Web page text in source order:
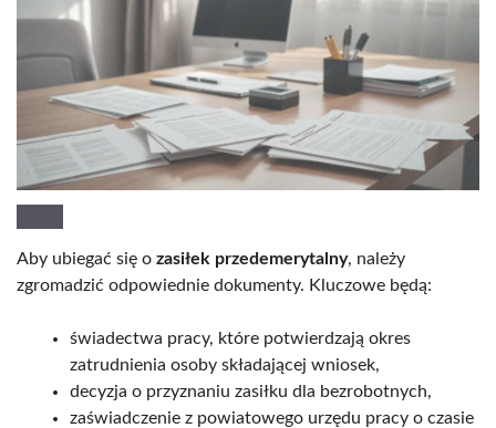
Aby ubiegać się o zasiłek przedemerytalny, należy
zgromadzić odpowiednie dokumenty. Kluczowe będą:
świadectwa pracy, które potwierdzają okres
zatrudnienia osoby składającej wniosek,
decyzja o przyznaniu zasiłku dla bezrobotnych,
zaświadczenie z powiatowego urzędu pracy o czasie